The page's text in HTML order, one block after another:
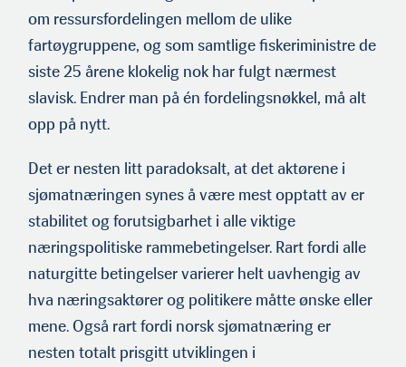
om ressursfordelingen mellom de ulike
fartøygruppene, og som samtlige fiskeriministre de
siste 25 årene klokelig nok har fulgt nærmest
slavisk. Endrer man på én fordelingsnøkkel, må alt
opp på nytt.
Det er nesten litt paradoksalt, at det aktørene i
sjømatnæringen synes å være mest opptatt av er
stabilitet og forutsigbarhet i alle viktige
næringspolitiske rammebetingelser. Rart fordi alle
naturgitte betingelser varierer helt uavhengig av
hva næringsaktører og politikere måtte ønske eller
mene. Også rart fordi norsk sjømatnæring er
nesten totalt prisgitt utviklingen i